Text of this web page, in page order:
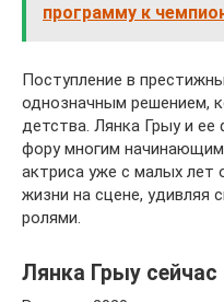
программу к
Поступление в
однозначным решением,
детства. Лянка Грыу и
фору многим
актриса уже с малых лет
жизни на сцене, удивляя
ролями.
Лянка Грыу сейчас